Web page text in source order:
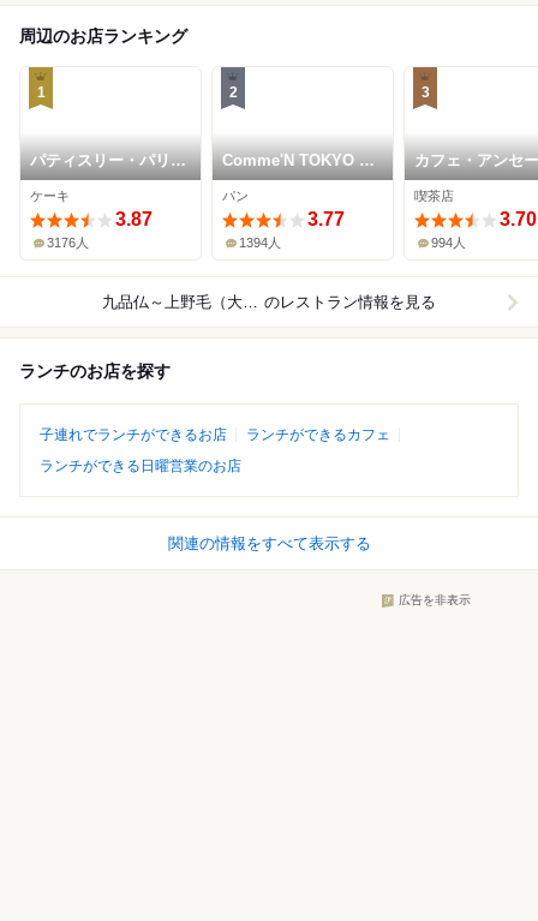
周辺のお店ランキング
1
パティスリー・パリセ
ヴェイユ
ケーキ
3.87
3176人
2
Comme'N TOKYO 本
店
パン
3.77
1394人
3
カフェ・アンセ
ュ・ダングル 自
丘店
喫茶店
3.70
994人
九品仏～上野毛（大井町線） のレストラン情報を見る
ランチのお店を探す
子連れでランチができるお店
ランチができるカフェ
ランチができる日曜営業のお店
関連の情報をすべて表示する
広告を非表示